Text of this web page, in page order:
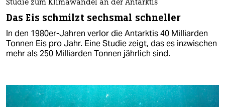
Studie zum Klimawandel an der Antarktis
Das Eis schmilzt sechsmal schneller
In den 1980er-Jahren verlor die Antarktis 40 Milliarden
Tonnen Eis pro Jahr. Eine Studie zeigt, das es inzwischen
mehr als 250 Milliarden Tonnen jährlich sind.